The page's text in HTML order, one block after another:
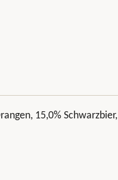
15,0% Schwarzbier,